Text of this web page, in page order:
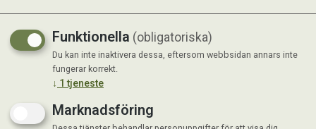
Chili 500ml
Funktionella (obligatoriska)
Du kan inte inaktivera dessa, eftersom webbsidan annars inte
fungerar korrekt.
↓ 1 tjeneste
Marknadsföring